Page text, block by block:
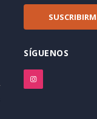
SÍGUENOS